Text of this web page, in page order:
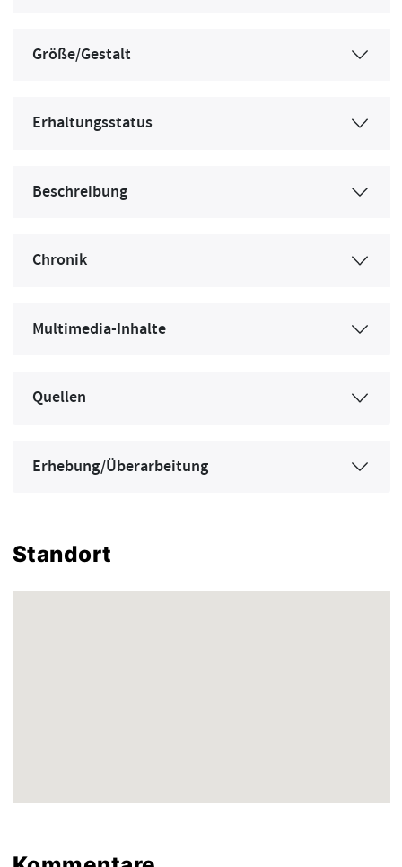
Größe/Gestalt
Erhaltungsstatus
Beschreibung
Chronik
Multimedia-Inhalte
Quellen
Erhebung/Überarbeitung
Standort